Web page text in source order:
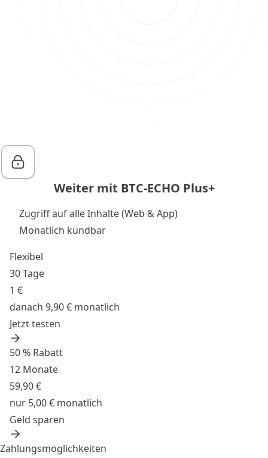
Weiter mit BTC-ECHO Plus+
Zugriff auf alle Inhalte (Web & App)
Monatlich kündbar
Flexibel
30 Tage
1 €
danach 9,90 € monatlich
Jetzt testen
50 % Rabatt
12 Monate
59,90 €
nur 5,00 € monatlich
Geld sparen
Zahlungsmöglichkeiten